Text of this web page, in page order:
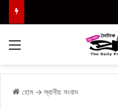
হোম → স্থানীয় সংবাদ